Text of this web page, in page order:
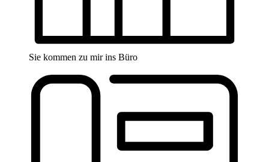
Sie kommen zu mir ins Büro